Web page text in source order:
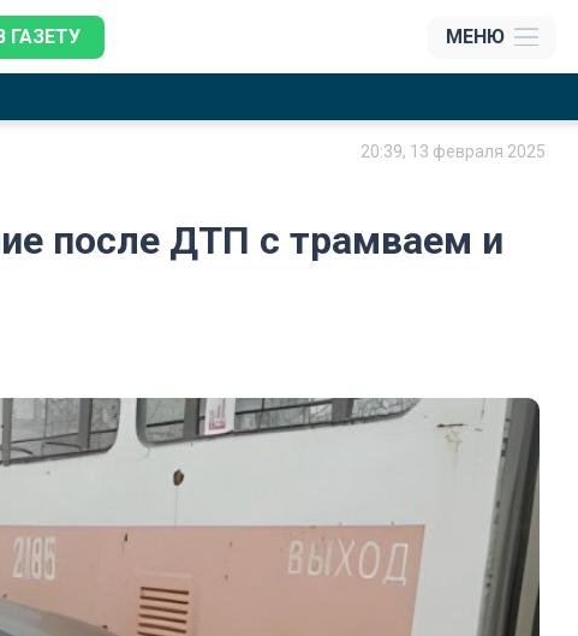
ГАЗЕТУ МЕНЮ
20:39, 13 февраля 2025
после ДТП с трамваем и